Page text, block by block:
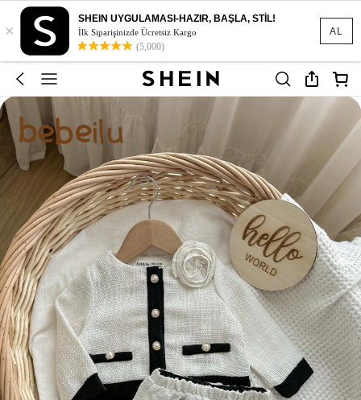
AL
×
SHEIN UYGULAMASI-HAZIR, BAŞLA, STİL!
İlk Siparişinizde Ücretsiz Kargo
(5,000)